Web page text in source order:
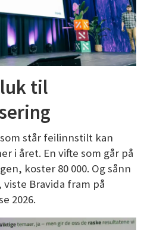
til
står feilinnstilt kan
i året. En vifte som går på
koster 80 000. Og sånn
Bravida fram på
2026.